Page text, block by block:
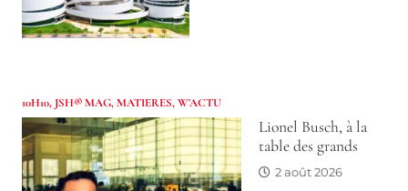
10H10, JSH® MAG,MATIERES,W'ACTU
Lionel Busch, à la
table des grands
2 août 2026